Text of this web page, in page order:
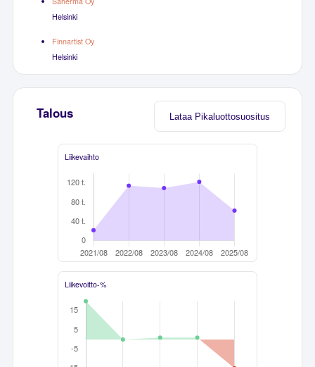
Helsinki
Finnartist Oy
Helsinki
Lataa Pikaluottosuositus
Talous
Liikevaihto
Liikevoitto-%